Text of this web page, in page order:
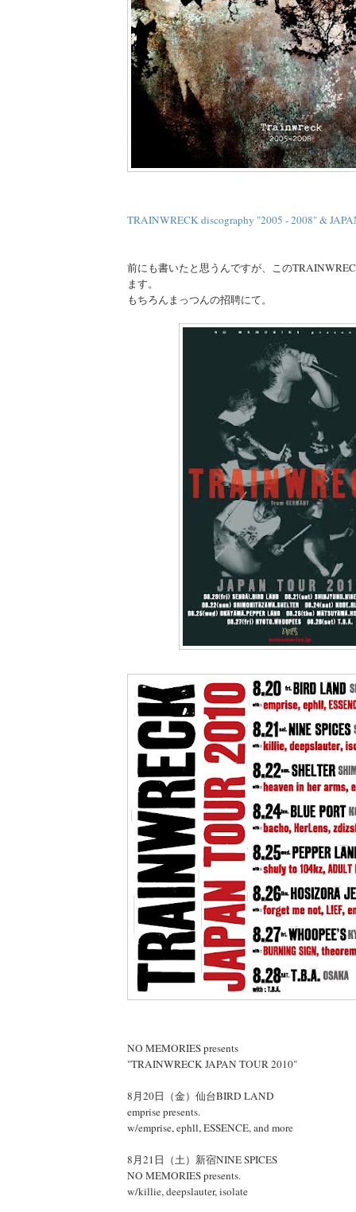
TRAINWRECK discography "2005 - 2008" &
前にも書いたと思うんですが、この
ます。
もちろんまっつんの招聘にて。
NO MEMORIES presents
"TRAINWRECK JAPAN TOUR 2010"
8月20日（金）仙台BIRD LAND
emprise presents.
w/emprise, ephll, ESSENCE, and more
8月21日（土）新宿NINE SPICES
NO MEMORIES presents.
w/killie, deepslauter, isolate